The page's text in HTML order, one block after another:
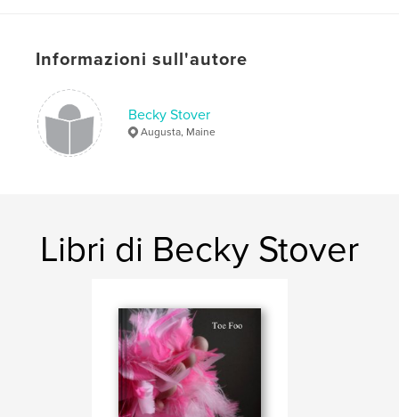
Informazioni sull'autore
Becky Stover
Augusta, Maine
Libri di Becky Stover